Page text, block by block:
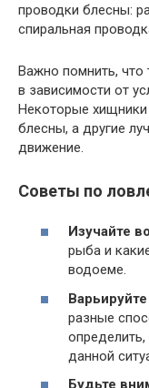
проводки блесны:
спиральная
Важно помнить, что
в зависимости от
Некоторые
блесны, а другие
движение.
Советы по
Изучайте
рыба и
водоеме.
разные
данной
Будьте